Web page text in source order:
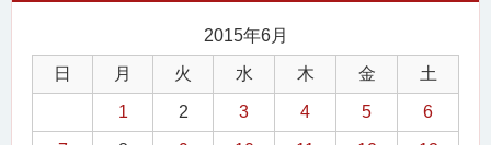
2015年6月
日 月 火 水 木 金 土
1 2 3 4 5 6